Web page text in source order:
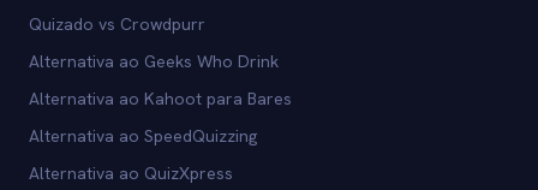
Quizado vs Crowdpurr
Alternativa ao Geeks Who Drink
Alternativa ao Kahoot para Bares
Alternativa ao SpeedQuizzing
Alternativa ao QuizXpress